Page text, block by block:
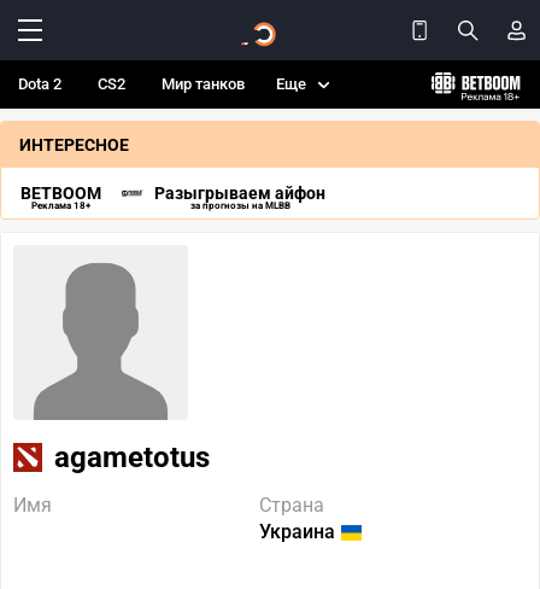
Dota 2 CS2 Мир танков Еще
ИНТЕРЕСНОЕ
BETBOOM
Реклама 18+
Разыгрываем айфон
за прогнозы на MLBB
agametotus
Имя
Страна
Украина